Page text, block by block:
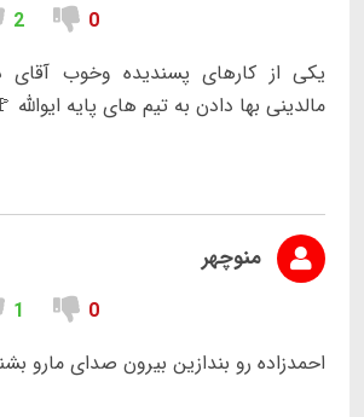
0
2
یکی از کارهای پسندیده وخوب آقای
مالدینی بها دادن به تیم های پایه
منوچهر
0
1
احمدزاده رو بندازین بیرون صدای مارو